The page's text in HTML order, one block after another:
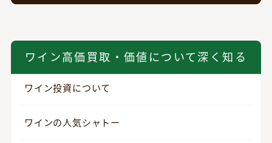
ワイン高価買取・価値について深く知る
ワイン投資について
ワインの人気シャトー